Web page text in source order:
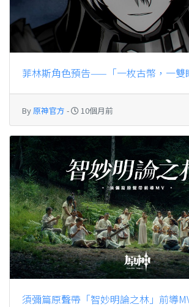
菲林斯角色預告——「一枚古幣，一雙
By 原神官方 - 10個月前
須彌篇原聲帶「智妙明論之林」前導